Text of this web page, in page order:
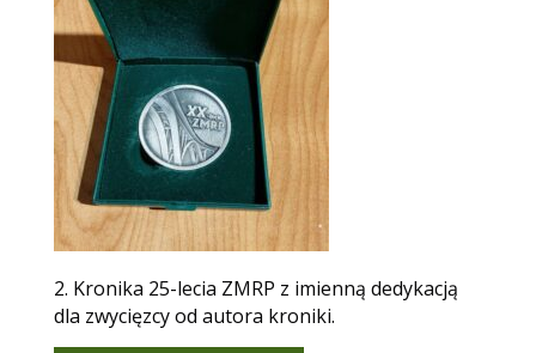
2. Kronika 25-lecia ZMRP z imienną dedykacją
dla zwycięzcy od autora kroniki.